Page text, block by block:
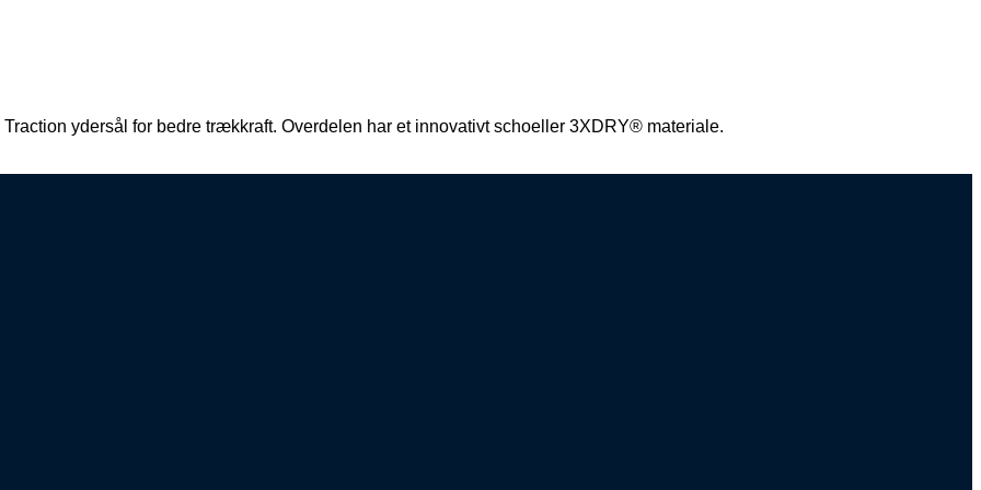
ydersål for bedre trækkraft. Overdelen har et innovativt schoeller 3XDRY® materiale.